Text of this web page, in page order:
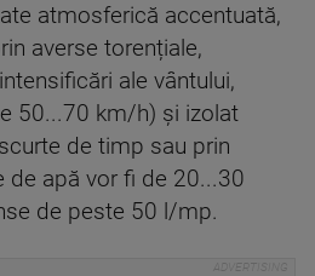
atmosferică accentuată,
averse torențiale,
ale vântului,
50...70 km/h) și izolat
de timp sau prin
de apă vor fi de 20...30
de peste 50 l/mp.